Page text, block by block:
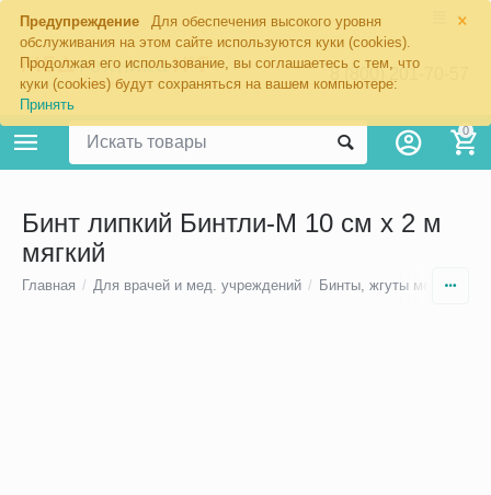
×
Предупреждение
Для обеспечения высокого уровня
обслуживания на этом сайте используются куки (cookies).
Продолжая его использование, вы соглашаетесь с тем, что
куки (cookies) будут сохраняться на вашем компьютере:
Принять
8 (800) 201-70-57
0
Бинт липкий Бинтли-М 10 см х 2 м
мягкий
Главная / Для врачей и мед. учреждений / Бинты, жгуты